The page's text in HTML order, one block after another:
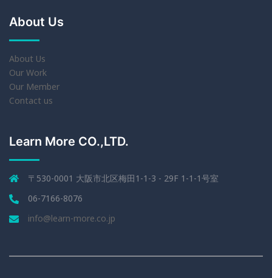
About Us
About Us
Our Work
Our Member
Contact us
Learn More CO.,LTD.
〒530-0001 大阪市北区梅田1-1-3 - 29F 1-1-1号室
06-7166-8076
info@learn-more.co.jp